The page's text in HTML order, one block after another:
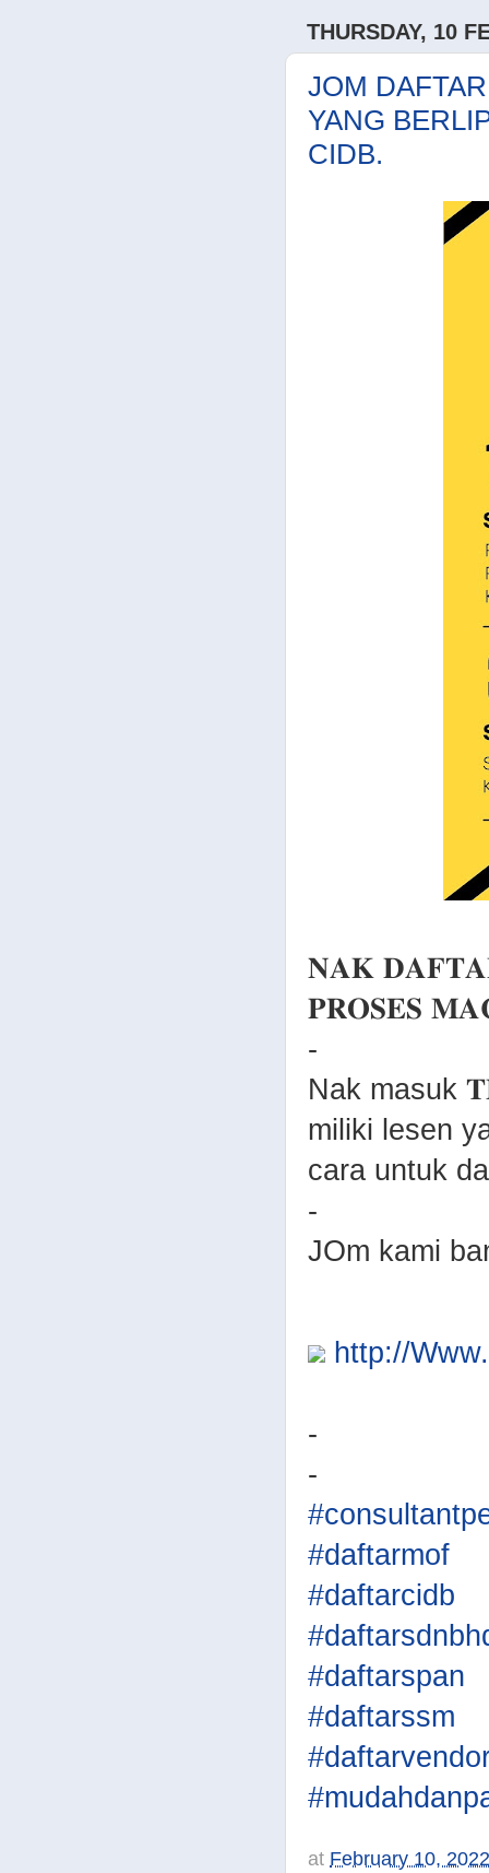
THURSDAY, 10
JOM
YANG
CIDB.
𝐍𝐀𝐊
𝐏𝐑𝐎𝐒𝐄𝐒
-
Nak masuk
miliki lesen
cara untuk
-
JOm kami
http://
-
-
#daftarmof
#daftarcidb
#daftarspan
#daftarssm
at February 10, 2022